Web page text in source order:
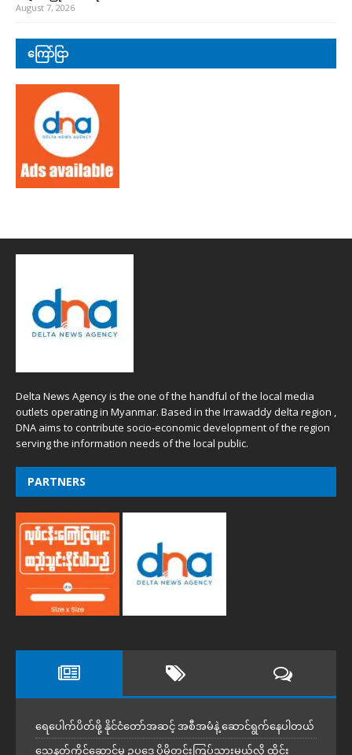
August 7, 2026
ကြော်ငြာ
Delta News Agency is the one of the handful of the local media
outlets operating in Myanmar. Based in the Irrawaddy delta region ,
DNA aims to contribute socio-economic development of the region
serving the information needs of the local public.
PARTNERS
ရေပေါက်ပိတ်ဖို့ နိုင်ငံတော်အဆင့် အစီအမံနဲ့ ဆောင်ရွက်နေပါတယ်
သေနတ်ကိုင်ဆောင်မှု ဥပဒေ ပိုမိုတင်းကြပ်သွားမယ်လို့ ထိုင်း